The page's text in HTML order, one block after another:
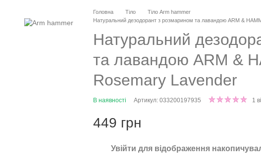
Головна Тіло
Тіло Arm hammer
Натуральний дезодорант з розмарином та лавандою ARM &
Натуральний
та лавандою ARM &
Rosemary Lavender
В наявності Артикул: 033200197935 1
449 грн
Увійти для відображення